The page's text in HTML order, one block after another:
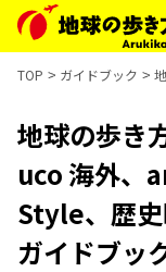
TOP ガイドブック
地球の歩き
uco 海外、
Style、歴史
ガイドブッ